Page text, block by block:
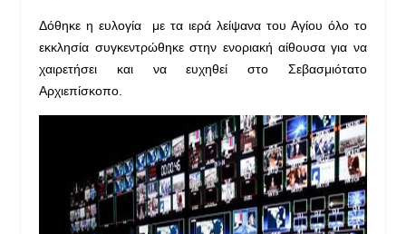
Δόθηκε η ευλογία με τα ιερά λείψανα του Αγίου όλο το
εκκλησία συγκεντρώθηκε στην ενοριακή αίθουσα για να
χαιρετήσει και να ευχηθεί στο Σεβασμιότατο
Αρχιεπίσκοπο.